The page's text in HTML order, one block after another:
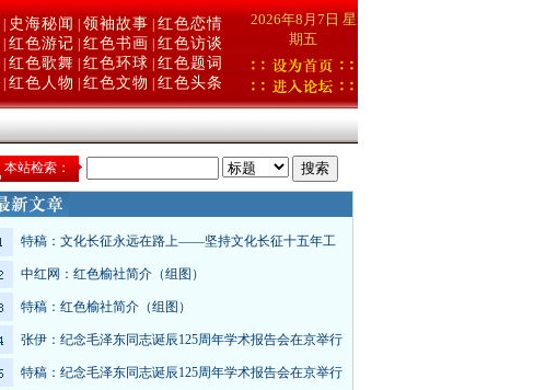
史海秘闻 领袖故事 红色恋情
红色游记 红色书画
红色访谈
红色歌舞 红色环球 红色题词
红色人物 红色文物 红色头条
2026年8月7日 星
期五
本站检索：
特稿：文化长征永远在路上——坚持文化长征十五年工
中红网：红色榆社简介（组图）
特稿：红色榆社简介（组图）
张伊：纪念毛泽东同志诞辰125周年学术报告会在京举行
特稿：纪念毛泽东同志诞辰125周年学术报告会在京举行